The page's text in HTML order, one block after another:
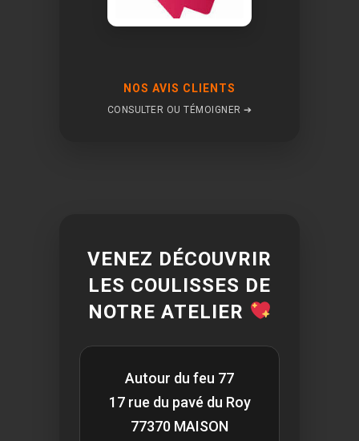
NOS AVIS CLIENTS
CONSULTER OU TÉMOIGNER ➔
VENEZ DÉCOUVRIR
LES COULISSES DE
NOTRE ATELIER
Autour du feu 77
17 rue du pavé du Roy
77370 MAISON